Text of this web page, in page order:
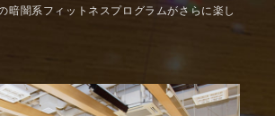
暗闇系フィットネスプログラムがさらに楽し